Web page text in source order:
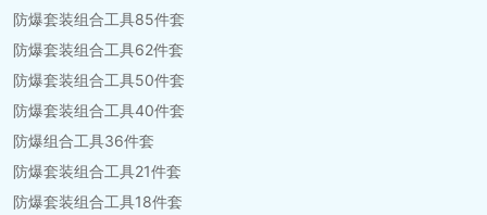
防爆套装组合工具85件套
防爆套装组合工具62件套
防爆套装组合工具50件套
防爆套装组合工具40件套
防爆组合工具36件套
防爆套装组合工具21件套
防爆套装组合工具18件套